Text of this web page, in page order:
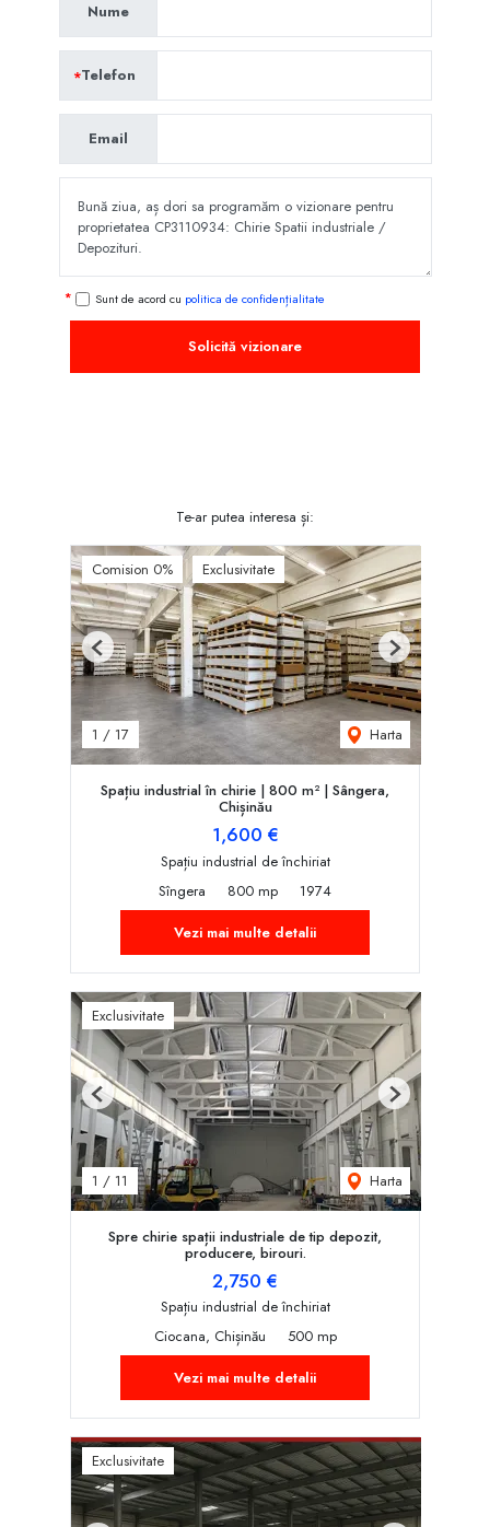
Nume
Telefon
Email
Sunt de acord cu politica de confidențialitate
Solicită vizionare
Te-ar putea interesa și:
Comision 0% Exclusivitate
1 / 17 Harta
Previous Next
Spațiu industrial în chirie | 800 m² | Sângera,
Chișinău
1,600 €
Spațiu industrial de închiriat
Sîngera
800 mp
1974
Vezi mai multe detalii
Exclusivitate
1 / 11 Harta
Previous Next
Spre chirie spații industriale de tip depozit,
producere, birouri.
2,750 €
Spațiu industrial de închiriat
Ciocana, Chișinău
500 mp
Vezi mai multe detalii
Exclusivitate